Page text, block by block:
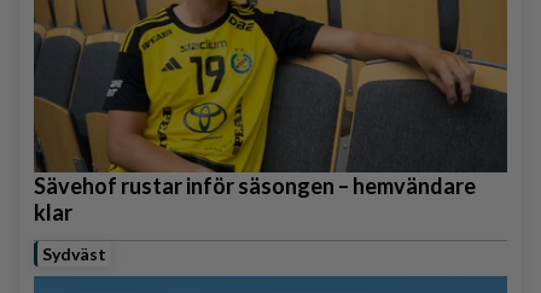
Sävehof rustar inför säsongen – hemvändare
klar
Sydväst